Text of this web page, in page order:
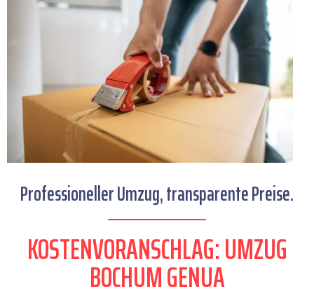
Professioneller Umzug, transparente Preise.
KOSTENVORANSCHLAG: UMZUG
BOCHUM GENUA